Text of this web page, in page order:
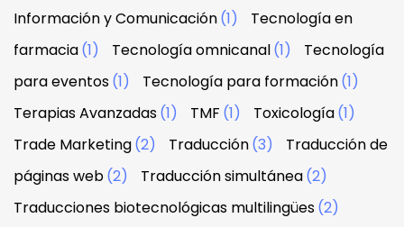
Información y Comunicación(1)
Tecnología en
farmacia(1) Tecnología omnicanal(1)
Tecnología
para eventos(1) Tecnología para formación(1)
Terapias Avanzadas(1) TMF (1) Toxicología(1)
Trade Marketing(2) Traducción(3)
Traducción de
páginas web(2) Traducción simultánea(2)
Traducciones biotecnológicas multilingües(2)